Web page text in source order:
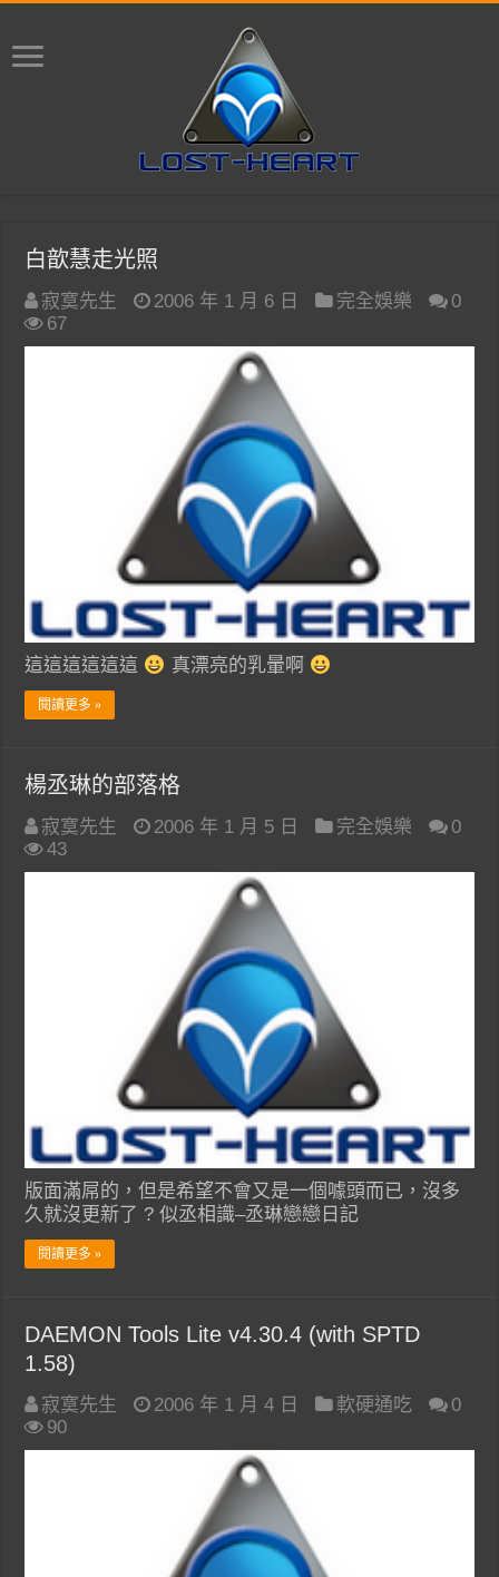
白歆慧走光照
寂寞先生 2006 年 1 月 6 日 完全娛樂
0
67
這這這這這這 真漂亮的乳暈啊
閱讀更多 »
楊丞琳的部落格
寂寞先生 2006 年 1 月 5 日 完全娛樂
0
43
版面滿屌的，但是希望不會又是一個噱頭而已，沒多
久就沒更新了 ? 似丞相識–丞琳戀戀日記
閱讀更多 »
DAEMON Tools Lite v4.30.4 (with SPTD
1.58)
寂寞先生 2006 年 1 月 4 日 軟硬通吃
0
90